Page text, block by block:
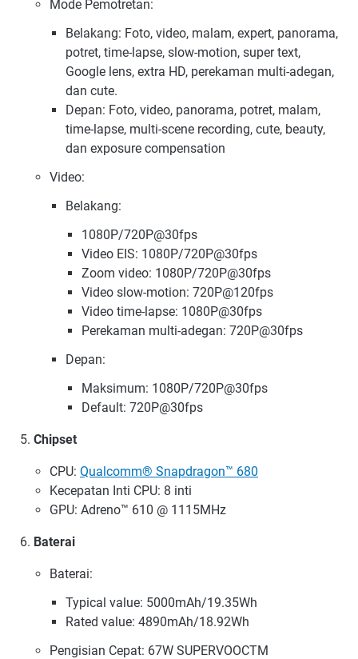
Mode Pemotretan:
Belakang: Foto, video, malam, expert, panorama,
potret, time-lapse, slow-motion, super text,
Google lens, extra HD, perekaman multi-adegan,
dan cute.
Depan: Foto, video, panorama, potret, malam,
time-lapse, multi-scene recording, cute, beauty,
dan exposure compensation
Video:
Belakang:
1080P/720P@30fps
Video EIS: 1080P/720P@30fps
Zoom video: 1080P/720P@30fps
Video slow-motion: 720P@120fps
Video time-lapse: 1080P@30fps
Perekaman multi-adegan: 720P@30fps
Depan:
Maksimum: 1080P/720P@30fps
Default: 720P@30fps
Chipset
CPU: Qualcomm® Snapdragon™ 680
Kecepatan Inti CPU: 8 inti
GPU: Adreno™ 610 @ 1115MHz
Baterai
Baterai:
Typical value: 5000mAh/19.35Wh
Rated value: 4890mAh/18.92Wh
Pengisian Cepat: 67W SUPERVOOCTM